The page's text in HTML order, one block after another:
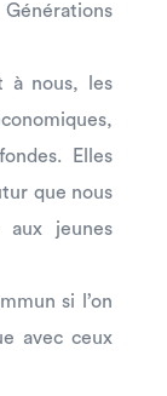
à nous, les
Elles
que nous
aux jeunes
si l’on
avec ceux